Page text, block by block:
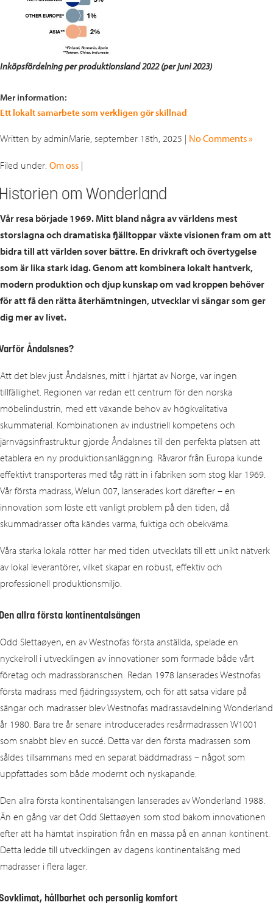
Inköpsfördelning per produktionsland 2022 (per juni 2023)
Mer information:
Ett lokalt samarbete som verkligen gör skillnad
Written by adminMarie, september 18th, 2025 | No Comments »
Filed under: Om oss |
om Wonderland
Vår resa började 1969. Mitt bland några av världens mest
storslagna och dramatiska fjälltopp­ar växte visionen fram om att
bidra till att världen sover bättre. En drivkraft och övertygelse
som är lika stark idag. Genom att kombinera lokalt hantverk,
modern produktion och djup kunskap om vad kroppen behöver
för att få den rätta återhämtningen, utvecklar vi sängar som ger
dig mer av livet.
Åndalsnes?
Att det blev just Åndalsnes, mitt i hjärtat av Norge, var ingen
tillfällighet. Regionen var redan ett centrum för den norska
möbelindustrin, med ett växande behov av högkvalitativa
skummaterial. Kombinationen av industriell kompetens och
järnvägsinfrastruktur gjorde Åndalsnes till den perfekta platsen att
etablera en ny produktionsanläggning. Råvaror från Europa kunde
effektivt transporteras med tåg rätt in i fabriken som stog klar 1969.
Vår första madrass, Welun 007, lanserades kort därefter – en
innovation som löste ett vanligt problem på den tiden, då
skummadrasser ofta kändes varma, fuktiga och obekväma.
Våra starka lokala rötter har med tiden utvecklats till ett unikt nätverk
av lokal leverantörer, vilket skapar en robust, effektiv och
professionell produktionsmiljö.
allra första kontinentalsängen
Odd Slettaøyen, en av Westnofas första anställda, spelade en
nyckelroll i utvecklingen av innovationer som formade både vårt
företag och madrassbranschen. Redan 1978 lanserades Westnofas
första madrass med fjädringssystem, och för att satsa vidare på
sängar och madrasser blev Westnofas madrassavdelning Wonderland
år 1980. Bara tre år senare introducerades resårmadrassen W1001
som snabbt blev en succé. Detta var den första madrassen som
såldes tillsammans med en separat bäddmadrass – något som
uppfattades som både modernt och nyskapande.
Den allra första kontinentalsängen lanserades av Wonderland 1988.
Än en gång var det Odd Slettaøyen som stod bakom innovationen
efter att ha hämtat inspiration från en mässa på en annan kontinent.
Detta ledde till utvecklingen av dagens kontinentalsäng med
madrasser i flera lager.
hållbarhet och personlig komfort